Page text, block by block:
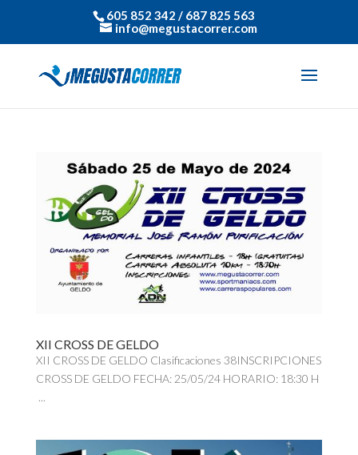
605 852 342 / 687 825 563
info@megustacorrer.com
XII CROSS DE GELDO
XII CROSS DE GELDO Clasificaciones 38INSCRIPCIONES
CROSS DE GELDO FECHA: 25/05/24 HORARIO: 18:30 H
...